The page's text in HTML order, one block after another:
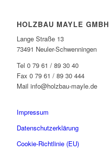
HOLZBAU MAYLE GMBH
Lange Straße 13
73491 Neuler-Schwenningen
Tel 0 79 61 / 89 30 40
Fax 0 79 61 / 89 30 444
Mail info@holzbau-mayle.de
Impressum
Datenschutzerklärung
Cookie-Richtlinie (EU)